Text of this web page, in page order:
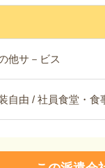
他サ－ビス
自由 / 社員食堂・